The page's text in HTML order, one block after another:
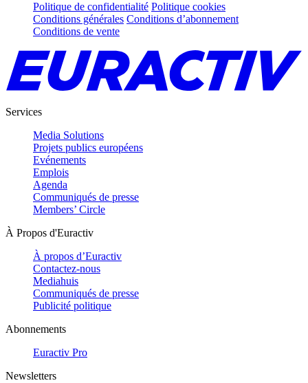
Politique de confidentialité Politique cookies
Conditions générales Conditions d’abonnement
Conditions de vente
Services
Media Solutions
Projets publics européens
Evénements
Emplois
Agenda
Communiqués de presse
Members’ Circle
À Propos d'Euractiv
À propos d’Euractiv
Contactez-nous
Mediahuis
Communiqués de presse
Publicité politique
Abonnements
Euractiv Pro
Newsletters